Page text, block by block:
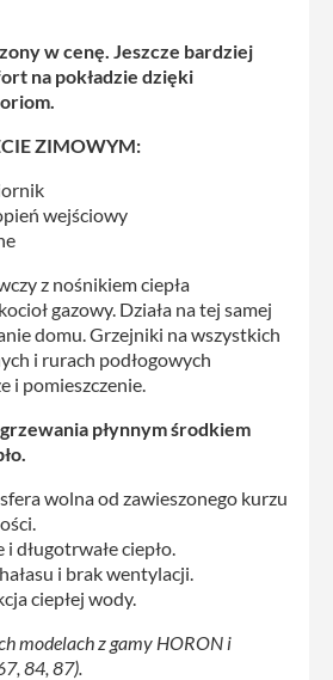
w cenę. Jeszcze bardziej
na pokładzie dzięki
ZIMOWYM:
wejściowy
z nośnikiem ciepła
gazowy. Działa na tej samej
domu. Grzejniki na wszystkich
i rurach podłogowych
i pomieszczenie.
płynnym środkiem
wolna od zawieszonego kurzu
długotrwałe ciepło.
i brak wentylacji.
ciepłej wody.
modelach z gamy HORON i
84, 87).